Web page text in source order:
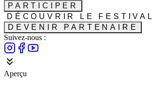
PARTICIPER
DÉCOUVRIR LE FESTIVAL
DEVENIR PARTENAIRE
Suivez-nous :
Aperçu